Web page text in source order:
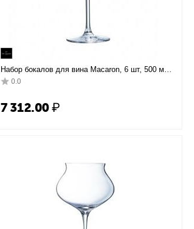
Набор бокалов для вина Macaron, 6 шт, 500 мл,
D100 мм, H215 мм, хрустальное стекло,
Chef&Sommelier
0.0
7 312.00₽